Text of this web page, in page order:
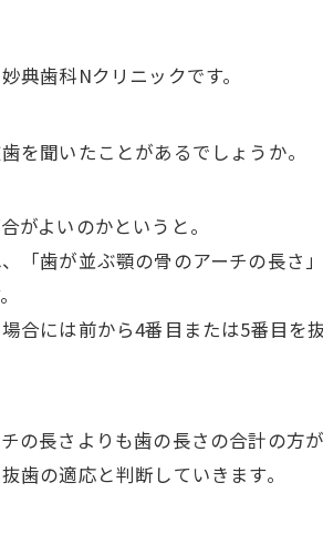
典歯科Nクリニックです。
を聞いたことがあるでしょうか。
がよいのかというと。
「歯が並ぶ顎の骨のアーチの長
合には前から4番目または5番目を
の長さよりも歯の長さの合計の方
歯の適応と判断していきます。